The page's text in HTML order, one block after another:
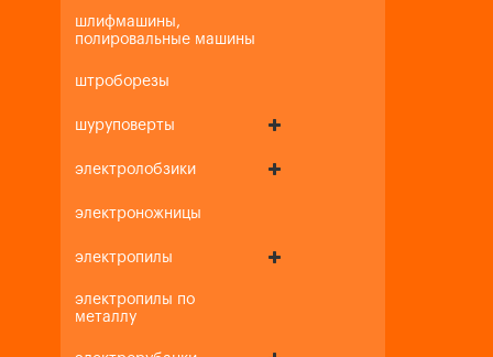
шлифмашины,
полировальные машины
штроборезы
шуруповерты
электролобзики
электроножницы
электропилы
электропилы по
металлу